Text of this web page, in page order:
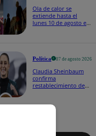
Ola de calor se
extiende hasta el
lunes 10 de agosto en
Política 07 de agosto 2026
Claudia Sheinbaum
confirma
restablecimiento de
buena voluntad hacia